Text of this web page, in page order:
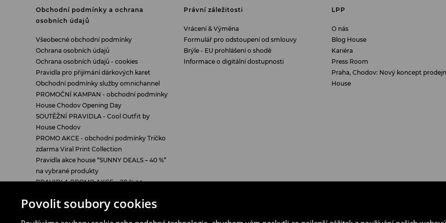
Povolit soubory cookies
Obchodní podmínky a ochrana
osobních údajů
Všeobecné obchodní podmínky
Ochrana osobních údajů
Ochrana osobních údajů - cookies
Pravidla pro přijímání dárkových karet
Obchodní podmínky služby omnichannel
PROMOČNÍ KAMPAN - obchodní podmínky
House Chodov Opening Day
SOUTĚŽNÍ PRAVIDLA - Cool Outfit by
House Chodov
PROMO AKCE - obchodní podmínky Tričko
zdarma Viral Print Collection
Pravidla akce house “SUNNY DEALS – 40 %”
na vybrané produkty
PRAVIDLA PROMO AKCE „-20 % na
alespoň 2 ks na prodejně během vyzvednutí
Právní záležitosti
Vrácení & Výměna
Formulář pro odstoupení od smlouvy
Brýle - EU prohlášení o shodě
Informace o digitální dostupnosti
LPP
O nás
Blog House
Kariéra
Press Room
Praha, Chodov: Nový koncept
House